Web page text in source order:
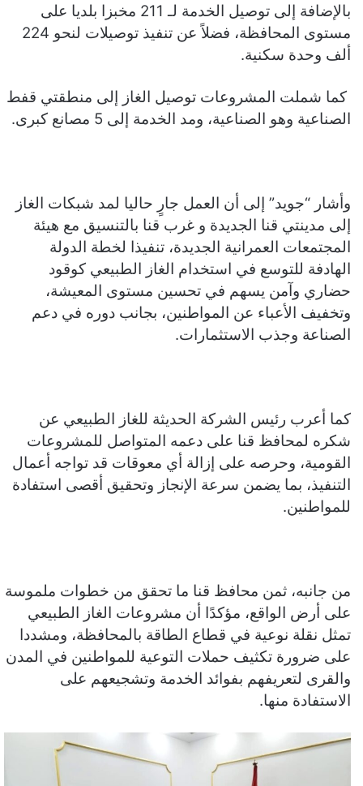
بالإضافة إلى توصيل الخدمة لـ 211 مخبزا بلديا على
مستوى المحافظة، فضلاً عن تنفيذ توصيلات لنحو 224
ألف وحدة سكنية.
كما شملت المشروعات توصيل الغاز إلى منطقتي قفط
الصناعية وهو الصناعية، ومد الخدمة إلى 5 مصانع كبرى.
وأشار “جويد” إلى أن العمل جارٍ حاليا لمد شبكات الغاز
إلى مدينتي قنا الجديدة و غرب قنا بالتنسيق مع هيئة
المجتمعات العمرانية الجديدة، تنفيذا لخطة الدولة
الهادفة للتوسع في استخدام الغاز الطبيعي كوقود
حضاري وآمن يسهم في تحسين مستوى المعيشة،
وتخفيف الأعباء عن المواطنين، بجانب دوره في دعم
الصناعة وجذب الاستثمارات.
كما أعرب رئيس الشركة الحديثة للغاز الطبيعي عن
شكره لمحافظ قنا على دعمه المتواصل للمشروعات
القومية، وحرصه على إزالة أي معوقات قد تواجه أعمال
التنفيذ، بما يضمن سرعة الإنجاز وتحقيق أقصى استفادة
للمواطنين.
من جانبه، ثمن محافظ قنا ما تحقق من خطوات ملموسة
على أرض الواقع، مؤكدًا أن مشروعات الغاز الطبيعي
تمثل نقلة نوعية في قطاع الطاقة بالمحافظة، ومشددا
على ضرورة تكثيف حملات التوعية للمواطنين في المدن
والقرى لتعريفهم بفوائد الخدمة وتشجيعهم على
الاستفادة منها.